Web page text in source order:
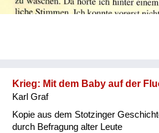
Schule
Wohnen
Krieg: Mit dem Baby auf der
Karl Graf
Kopie aus dem Stotzinger
durch Befragung alter Leute